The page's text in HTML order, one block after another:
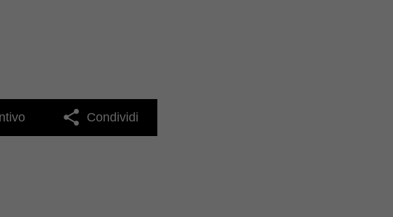
Condividi